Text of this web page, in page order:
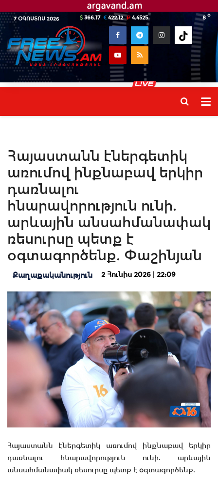
7 ՕԳՈՍՏՈՍ 2026 8 o
366.17 422.12 4.4525
Հայաստանն էներգետիկ
առումով ինքնաբավ երկիր
դառնալու
հնարավորություն ունի.
արևային անսահմանափակ
ռեսուրսը պետք է
օգտագործենք. Փաշինյան
Քաղաքականություն 2 Հունիս 2026 | 22:09
Հայաստանն էներգետիկ առումով ինքնաբավ երկիր
դառնալու հնարավորություն ունի. արևային
անսահմանափակ ռեսուրսը պետք է օգտագործենք.